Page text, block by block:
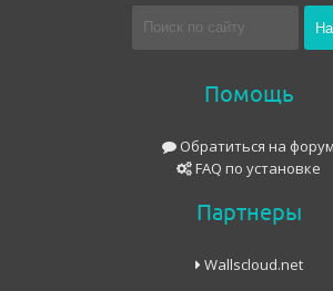
Помощь
Обратиться на форум
FAQ по установке
Партнеры
Wallscloud.net